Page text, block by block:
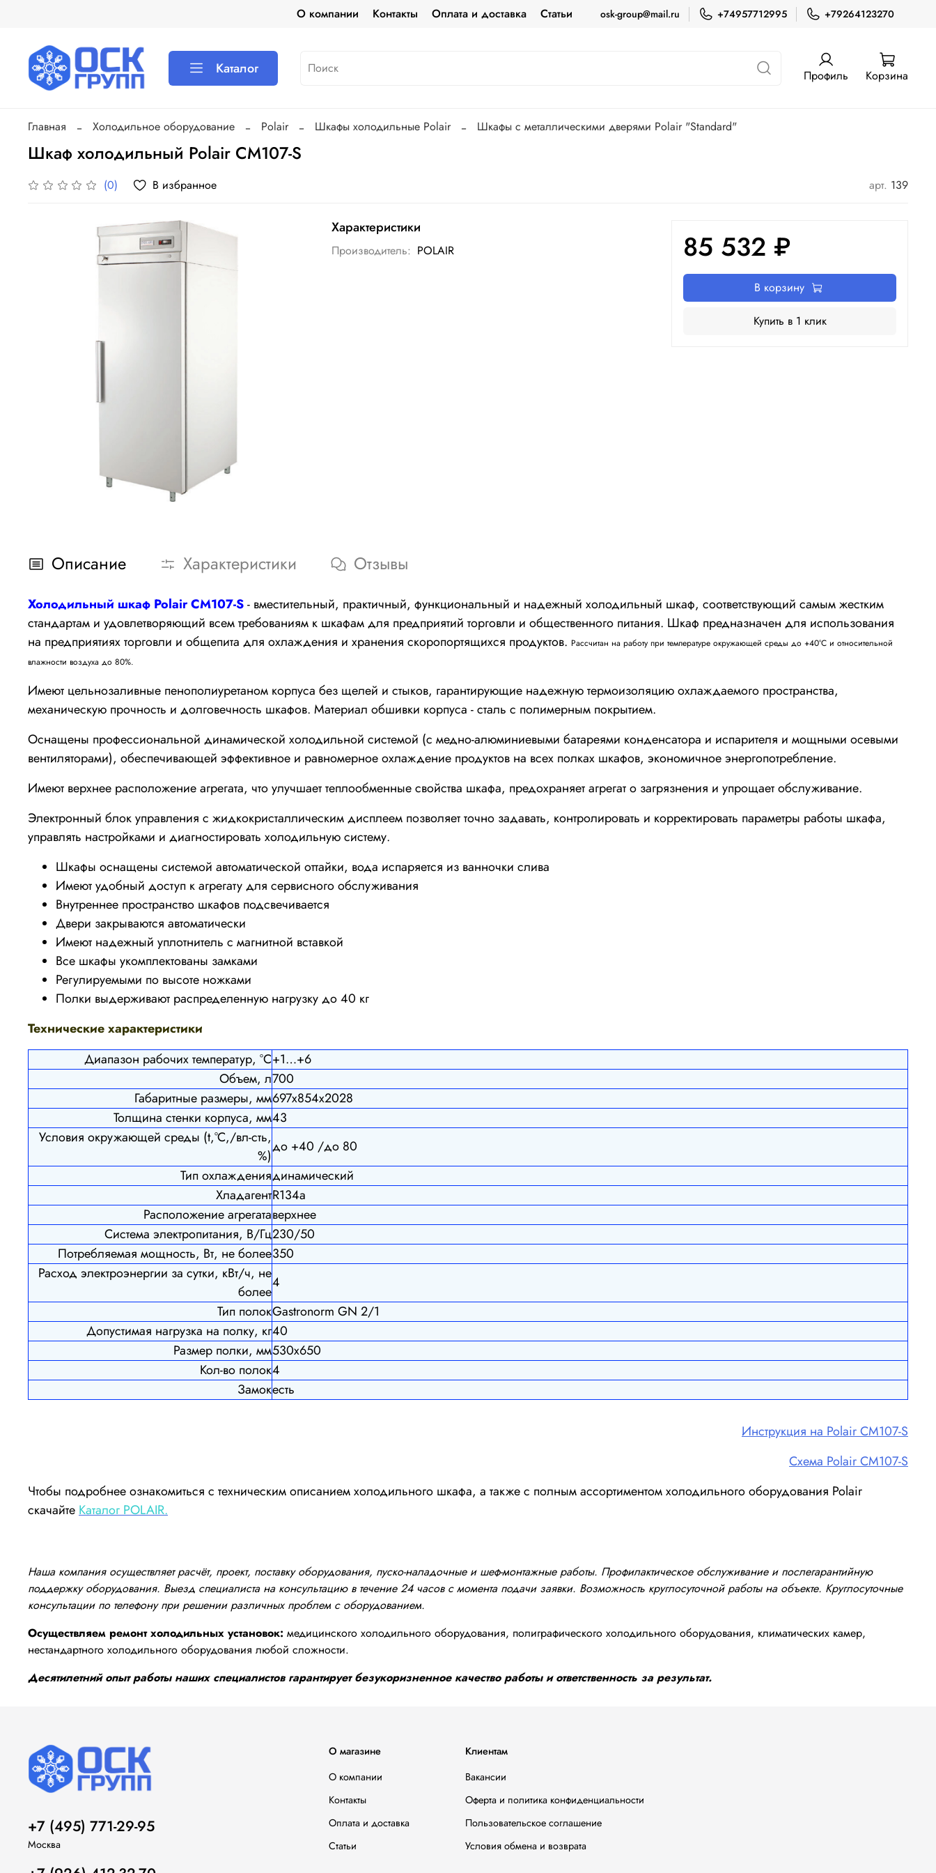
О компании Контакты Оплата и доставка Статьи osk-group@mail.ru +74957712995 +79264123270
Каталог Профиль Корзина
Главная Холодильное оборудование Polair Шкафы холодильные Polair Шкафы с металлическими дверями Polair "Standard"
Шкаф холодильный Polair СM107-S
(0) В избранное арт. 139
Характеристики
Производитель: POLAIR 85 532 ₽
В корзину
Купить в 1 клик
Описание Характеристики Отзывы
Холодильный шкаф PolairCM107-S- вместительный, практичный, функциональный и надежный холодильный шкаф, соответствующий самым жестким
стандартам и удовлетворяющий всем требованиям к шкафам для предприятий торговли и общественного питания. Шкаф предназначен для использования
на предприятиях торговли и общепита для охлаждения и хранения скоропортящихся продуктов. Рассчитан на работу при температуре окружающей среды до +40°С и относительной
влажности воздуха до 80%.
Имеют цельнозаливные пенополиуретаном корпуса без щелей и стыков, гарантирующие надежную термоизоляцию охлаждаемого пространства,
механическую прочность и долговечность шкафов. Материал обшивки корпуса - сталь с полимерным покрытием.
Оснащены профессиональной динамической холодильной системой (с медно-алюминиевыми батареями конденсатора и испарителя и мощными осевыми
вентиляторами), обеспечивающей эффективное и равномерное охлаждение продуктов на всех полках шкафов, экономичное энергопотребление.
Имеют верхнее расположение агрегата, что улучшает теплообменные свойства шкафа, предохраняет агрегат о загрязнения и упрощает обслуживание.
Электронный блок управления с жидкокристаллическим дисплеем позволяет точно задавать, контролировать и корректировать параметры работы шкафа,
управлять настройками и диагностировать холодильную систему.
Шкафы оснащены системой автоматической оттайки, вода испаряется из ванночки слива
Имеют удобный доступ к агрегату для сервисного обслуживания
Внутреннее пространство шкафов подсвечивается
Двери закрываются автоматически
Имеют надежный уплотнитель с магнитной вставкой
Все шкафы укомплектованы замками
Регулируемыми по высоте ножками
Полки выдерживают распределенную нагрузку до 40 кг
Технические характеристики
Диапазон рабочих температур, °C+1…+6
Объем, л700
Габаритные размеры, мм697х854х2028
Толщина стенки корпуса, мм43
Условия окружающей среды (t,°C,/вл-сть,
%)
до +40 /до 80
Тип охлаждениядинамический
ХладагентR134a
Расположение агрегатаверхнее
Система электропитания, В/Гц230/50
Потребляемая мощность, Вт, не более350
Расход электроэнергии за сутки, кВт/ч, не
более
4
Тип полокGastronorm GN 2/1
Допустимая нагрузка на полку, кг40
Размер полки, мм530х650
Кол-во полок4
Замокесть
Инструкция на Polair СM107-S
Схема Polair СM107-S
Чтобы подробнее ознакомиться с техническим описанием холодильного шкафа, а также с полным ассортиментом холодильного оборудования Polair
скачайте Каталог POLAIR.
Наша компания осуществляет расчёт, проект, поставку оборудования, пуско-наладочные и шеф-монтажные работы. Профилактическое обслуживание и послегарантийную
поддержку оборудования. Выезд специалиста на консультацию в течение 24 часов с момента подачи заявки. Возможность круглосуточной работы на объекте. Круглосуточные
консультации по телефону при решении различных проблем с оборудованием.
Осуществляем ремонт холодильных установок: медицинского холодильного оборудования, полиграфического холодильного оборудования, климатических камер,
нестандартного холодильного оборудования любой сложности.
Десятилетний опыт работы наших специалистов гарантирует безукоризненное качество работы и ответственность за результат.
О магазине
О компании
Контакты
Оплата и доставка
Статьи
Клиентам
Вакансии
Оферта и политика конфиденциальности
Пользовательское соглашение
Условия обмена и возврата
+7 (495) 771-29-95
Москва